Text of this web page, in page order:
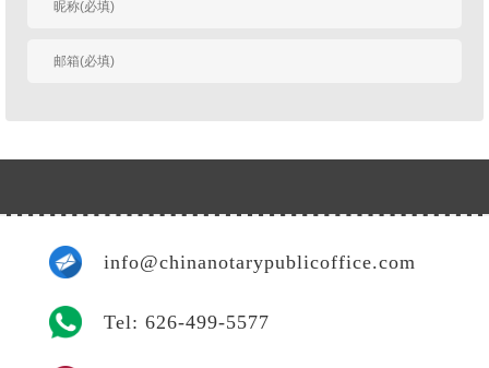
我
info@chinanotarypublicoffice.com
Tel: 626-499-5577